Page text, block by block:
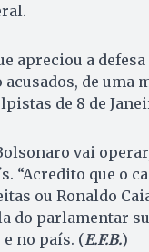
apreciou a defesa
de uma
de 8 de
vai
“Acredito que o
ou Ronaldo
do parlamentar
no país. (E.F.B.)